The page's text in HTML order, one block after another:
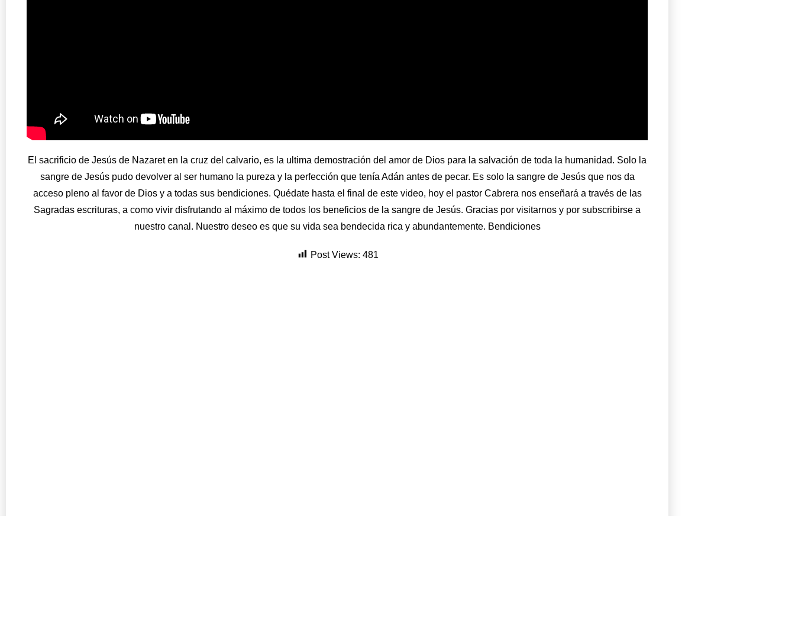
El sacrificio de Jesús de Nazaret en la cruz del calvario, es la ultima demostración del amor de Dios para la salvación de toda la humanidad. Solo la
sangre de Jesús pudo devolver al ser humano la pureza y la perfección que tenía Adán antes de pecar. Es solo la sangre de Jesús que nos da
acceso pleno al favor de Dios y a todas sus bendiciones. Quédate hasta el final de este video, hoy el pastor Cabrera nos enseñará a través de las
Sagradas escrituras, a como vivir disfrutando al máximo de todos los beneficios de la sangre de Jesús. Gracias por visitarnos y por subscribirse a
nuestro canal. Nuestro deseo es que su vida sea bendecida rica y abundantemente. Bendiciones
Post Views: 481